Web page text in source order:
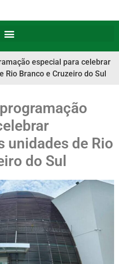
especial para celebrar
Rio Branco e Cruzeiro do Sul
unidades de Rio
do Sul